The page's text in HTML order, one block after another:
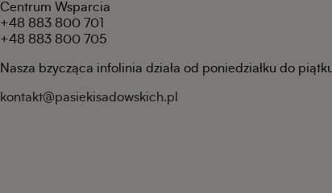
Centrum Wsparcia
+48 883 800 701
+48 883 800 705
Nasza bzycząca infolinia działa od poniedziałku do
kontakt@pasiekisadowskich.pl